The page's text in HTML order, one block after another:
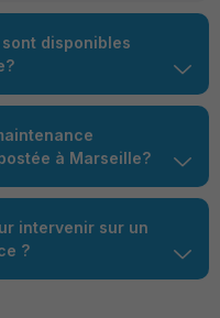
disponibles
à Marseille?
intervenir sur un
?